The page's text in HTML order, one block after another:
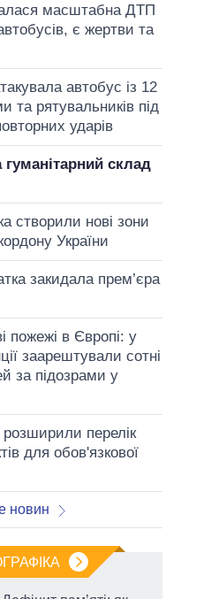
масштабна ДТП
є жертви та
автобус із 12
та рятувальників під
ударів
склад
створили нові зони
України
закидала прем’єра
пожежі в Європі: у
заарештували сотні
за підозрами у
перелік
для обов'язкової
новин